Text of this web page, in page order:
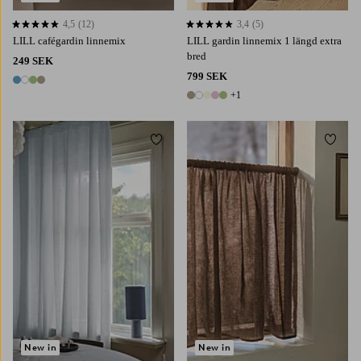
LILL cafégardin linnemix
249 SEK
4 färger
4,5 baserat på 12 st betyg
4,5 (12)
LILL gardin linnemix 1 längd extra
bred
799 SEK
6 färger
+1
3,4 baserat på 5 st betyg
3,4 (5)
New in
Lägg till i favoriter
New in
Lägg